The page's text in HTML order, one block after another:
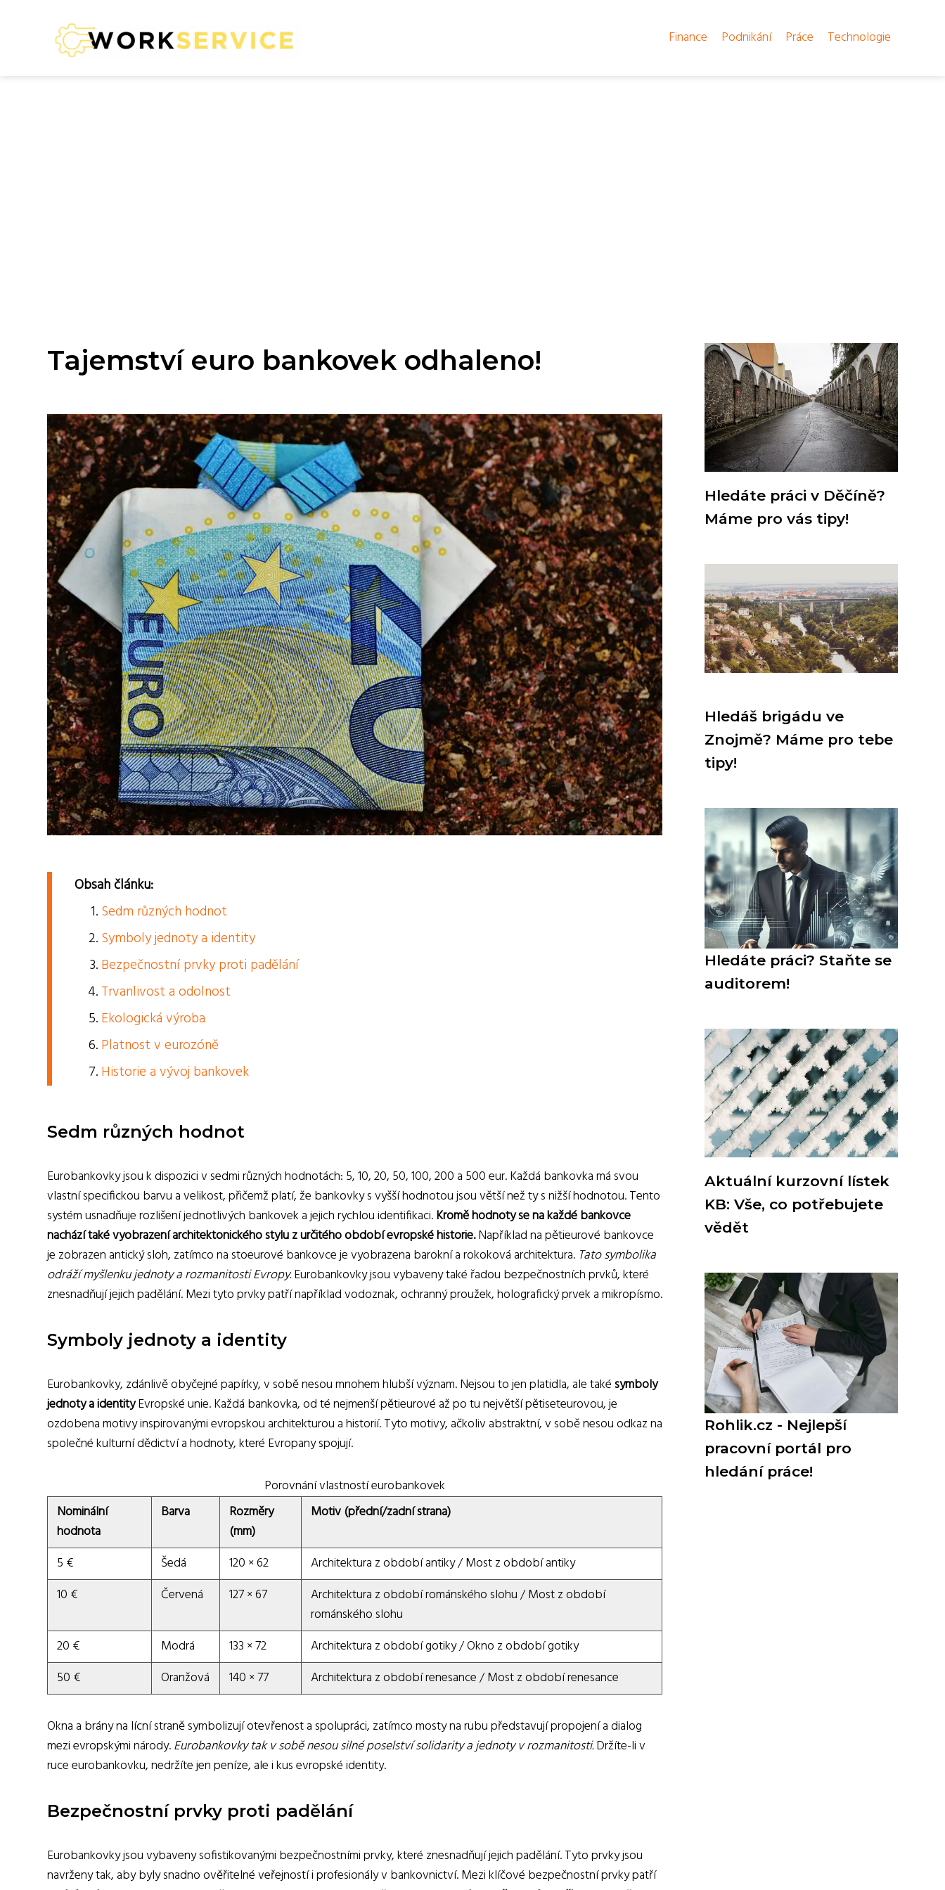
Finance Podnikání Práce Technologie
Tajemství euro bankovek odhaleno!
Obsah článku:
Sedm různých hodnot
Symboly jednoty a identity
Bezpečnostní prvky proti padělání
Trvanlivost a odolnost
Ekologická výroba
Platnost v eurozóně
Historie a vývoj bankovek
Sedm různých hodnot
Eurobankovky jsou k dispozici v sedmi různých hodnotách: 5, 10, 20, 50, 100, 200 a 500 eur. Každá bankovka má svou
vlastní specifickou barvu a velikost, přičemž platí, že bankovky s vyšší hodnotou jsou větší než ty s nižší hodnotou. Tento
systém usnadňuje rozlišení jednotlivých bankovek a jejich rychlou identifikaci.Kromě hodnoty se na každé bankovce
nachází také vyobrazení architektonického stylu z určitého období evropské historie.Například na pětieurové bankovce
je zobrazen antický sloh, zatímco na stoeurové bankovce je vyobrazena barokní a rokoková architektura. Tato symbolika
odráží myšlenku jednoty a rozmanitosti Evropy.Eurobankovky jsou vybaveny také řadou bezpečnostních prvků, které
znesnadňují jejich padělání. Mezi tyto prvky patří například vodoznak, ochranný proužek, holografický prvek a mikropísmo.
Symboly jednoty a identity
Eurobankovky, zdánlivě obyčejné papírky, v sobě nesou mnohem hlubší význam. Nejsou to jen platidla, ale takésymboly
jednoty a identityEvropské unie. Každá bankovka, od té nejmenší pětieurové až po tu největší pětiseteurovou, je
ozdobena motivy inspirovanými evropskou architekturou a historií. Tyto motivy, ačkoliv abstraktní, v sobě nesou odkaz na
společné kulturní dědictví a hodnoty, které Evropany spojují.
Porovnání vlastností eurobankovek
Nominální
hodnota
Barva
Rozměry
(mm)
Motiv (přední/zadní strana)
5 € Šedá 120 × 62
Architektura z období antiky / Most z období antiky
10 €
Červená 127 × 67
Architektura z období románského slohu / Most z období
románského slohu
20 €
Modrá 133 × 72
Architektura z období gotiky / Okno z období gotiky
50 €
Oranžová 140 × 77 Architektura z období renesance / Most z období renesance
Okna a brány na lícní straně symbolizují otevřenost a spolupráci, zatímco mosty na rubu představují propojení a dialog
mezi evropskými národy.Eurobankovky tak v sobě nesou silné poselství solidarity a jednoty v rozmanitosti.Držíte-li v
ruce eurobankovku, nedržíte jen peníze, ale i kus evropské identity.
Bezpečnostní prvky proti padělání
Eurobankovky jsou vybaveny sofistikovanými bezpečnostními prvky, které znesnadňují jejich padělání. Tyto prvky jsou
navrženy tak, aby byly snadno ověřitelné veřejností i profesionály v bankovnictví. Mezi klíčové bezpečnostní prvky patří
Hledáte práci v Děčíně?
Máme pro vás tipy!
Hledáš brigádu ve
Znojmě? Máme pro tebe
tipy!
Hledáte práci? Staňte se
auditorem!
Aktuální kurzovní lístek
KB: Vše, co potřebujete
vědět
Rohlik.cz - Nejlepší
pracovní portál pro
hledání práce!